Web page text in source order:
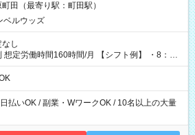
田（最寄り駅：町田駅）
ベルウッズ
し
時間160時間/月 【シフト例】 ・8：00
払いOK / 副業・WワークOK / 10名以上の大量